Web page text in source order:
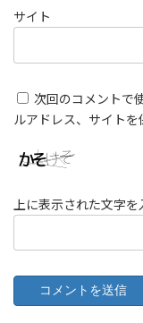
サイト
次回のコメントで
ルアドレス、サイトを
上に表示された文字を